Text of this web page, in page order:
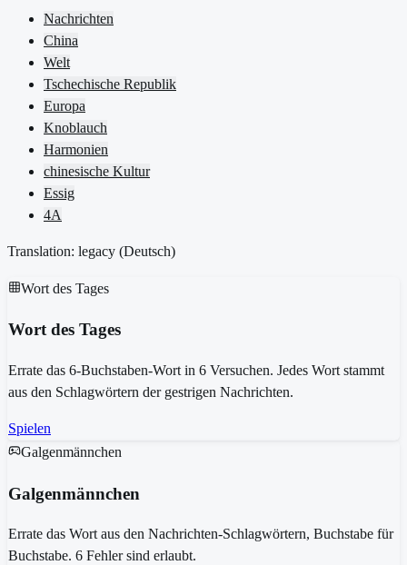
Nachrichten
China
Welt
Tschechische Republik
Europa
Knoblauch
Harmonien
chinesische Kultur
Essig
4A
Translation: legacy (Deutsch)
Wort des Tages
Wort des Tages
Errate das 6-Buchstaben-Wort in 6 Versuchen. Jedes Wort stammt
aus den Schlagwörtern der gestrigen Nachrichten.
Spielen
Galgenmännchen
Galgenmännchen
Errate das Wort aus den Nachrichten-Schlagwörtern, Buchstabe für
Buchstabe. 6 Fehler sind erlaubt.